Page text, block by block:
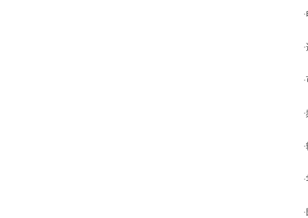
·电
·适
·可
·频
·输
·零
·既